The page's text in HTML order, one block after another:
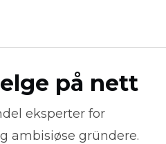
på nett
eksperter for
ambisiøse gründere.